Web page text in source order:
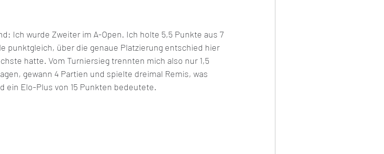
Ich wurde Zweiter im A-Open. Ich holte 5,5 Punkte aus 7
punktgleich, über die genaue Platzierung entschied hier
hatte. Vom Turniersieg trennten mich also nur 1,5
gewann 4 Partien und spielte dreimal Remis, was
ein Elo-Plus von 15 Punkten bedeutete.